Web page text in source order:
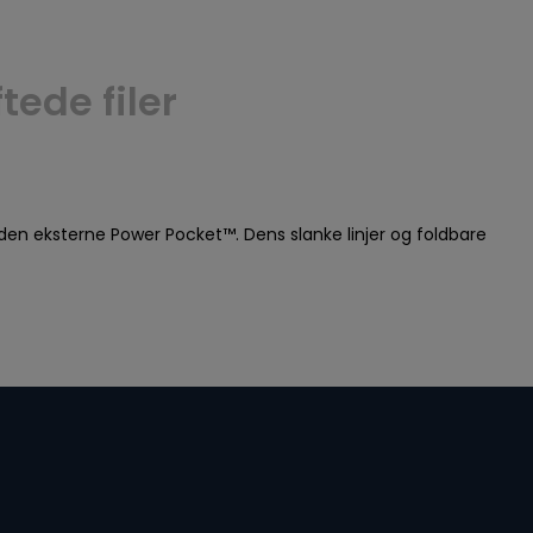
filer
eksterne Power Pocket™. Dens slanke linjer og foldbare